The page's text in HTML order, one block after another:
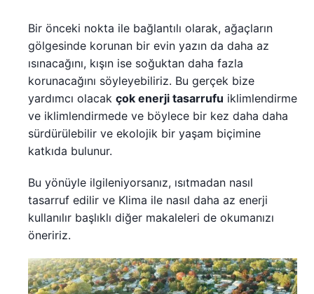
Bir önceki nokta ile bağlantılı olarak, ağaçların
gölgesinde korunan bir evin yazın da daha az
ısınacağını, kışın ise soğuktan daha fazla
korunacağını söyleyebiliriz. Bu gerçek bize
yardımcı olacak çok enerji tasarrufu iklimlendirme
ve iklimlendirmede ve böylece bir kez daha daha
sürdürülebilir ve ekolojik bir yaşam biçimine
katkıda bulunur.
Bu yönüyle ilgileniyorsanız, ısıtmadan nasıl
tasarruf edilir ve Klima ile nasıl daha az enerji
kullanılır başlıklı diğer makaleleri de okumanızı
öneririz.